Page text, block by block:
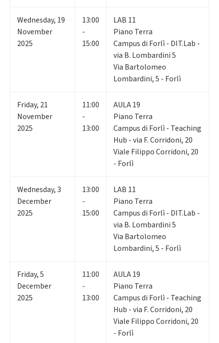
Wednesday, 19
November
2025
13:00
-
15:00
LAB 11
Piano Terra
Campus di Forlì - DIT.Lab -
via B. Lombardini 5
Via Bartolomeo
Lombardini, 5 - Forlì
Friday, 21
November
2025
11:00
-
13:00
AULA 19
Piano Terra
Campus di Forlì - Teaching
Hub - via F. Corridoni, 20
Viale Filippo Corridoni, 20
- Forlì
Wednesday,3
December
2025
13:00
-
15:00
LAB 11
Piano Terra
Campus di Forlì - DIT.Lab -
via B. Lombardini 5
Via Bartolomeo
Lombardini, 5 - Forlì
Friday,5
December
2025
11:00
-
13:00
AULA 19
Piano Terra
Campus di Forlì - Teaching
Hub - via F. Corridoni, 20
Viale Filippo Corridoni, 20
- Forlì